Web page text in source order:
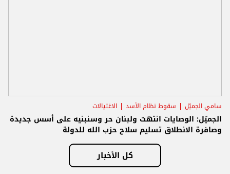
سامي الجميّل سقوط نظام الأسد الاغتيالات
الجميّل: الوصايات انتهت ولبنان حر وسنبنيه على أسس جديدة
وصافرة الانطلاق تسليم سلاح حزب الله للدولة
كل الأخبار